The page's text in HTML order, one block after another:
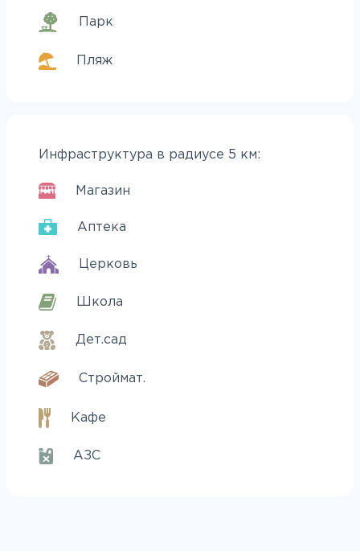
Парк
Пляж
Инфраструктура в радиусе 5 км:
Магазин
Аптека
Церковь
Школа
Дет.сад
Строймат.
Кафе
АЗС